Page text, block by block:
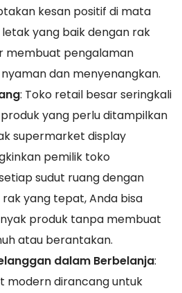
kesan positif di mata
yang baik dengan rak
membuat pengalaman
dan menyenangkan.
: Toko retail besar seringkali
yang perlu ditampilkan
supermarket display
pemilik toko
sudut ruang dengan
yang tepat, Anda bisa
produk tanpa membuat
atau berantakan.
dalam Berbelanja:
modern dirancang untuk